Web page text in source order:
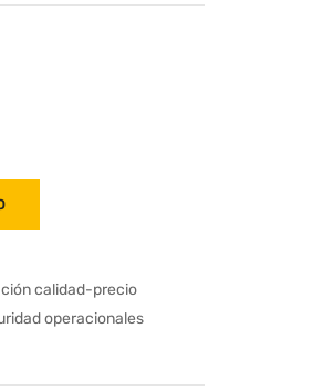
calidad-precio
operacionales